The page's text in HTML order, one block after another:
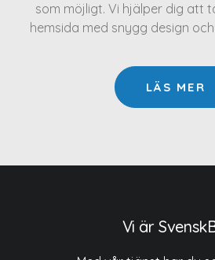
som möjligt. Vi hjälper dig att
hemsida med snygg design
LÄS MER
Vi är